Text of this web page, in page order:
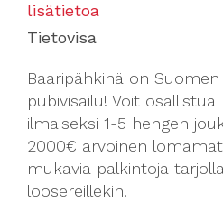
lisätietoa
Tietovisa
Baaripähkinä on
pubivisailu! Voit
ilmaiseksi 1-5 hengen
2000€ arvoinen
mukavia palkintoja
loosereillekin.